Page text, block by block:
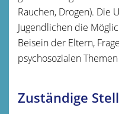
Rauchen, Drogen). Die
Jugendlichen die
Beisein der Eltern,
psychosozialen
Zuständige